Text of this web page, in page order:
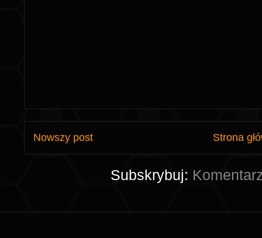
Nowszy post Strona
Subskrybuj: